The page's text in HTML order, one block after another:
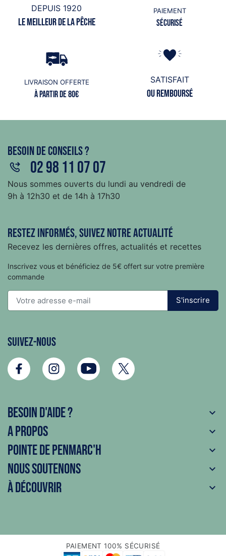
DEPUIS 1920
Le meilleur de la pêche
PAIEMENT
Sécurisé
LIVRAISON OFFERTE
à partir de 80€
SATISFAIT
ou remboursé
Besoin de conseils ?
02 98 11 07 07
Nous sommes ouverts du lundi au vendredi de
9h à 12h30 et de 14h à 17h30
Restez informés, suivez notre actualité
Recevez les dernières offres, actualités et recettes
Inscrivez vous et bénéficiez de 5€ offert sur votre première
commande
S'inscrire
Suivez-nous
Besoin d'aide ? 
A propos 
Pointe de Penmarc'h 
Nous soutenons 
À découvrir 
PAIEMENT 100% SÉCURISÉ